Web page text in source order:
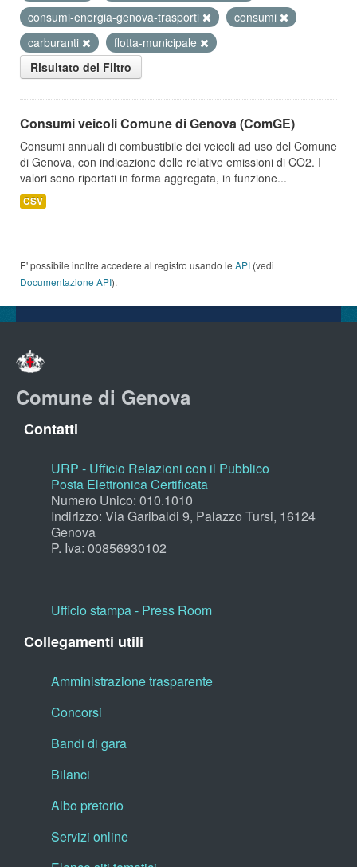
consumi-energia-genova-trasporti
consumi
carburanti
flotta-municipale
Risultato del Filtro
Consumi veicoli Comune di Genova (ComGE)
Consumi annuali di combustibile dei veicoli ad uso del Comune
di Genova, con indicazione delle relative emissioni di CO2. I
valori sono riportati in forma aggregata, in funzione...
CSV
E' possibile inoltre accedere al registro usando le API (vedi
Documentazione API).
Comune di Genova
Contatti
URP - Ufficio Relazioni con il Pubblico
Posta Elettronica Certificata
Numero Unico: 010.1010
Indirizzo: Via Garibaldi 9, Palazzo Tursi, 16124
Genova
P. Iva: 00856930102
Ufficio stampa - Press Room
Collegamenti utili
Amministrazione trasparente
Concorsi
Bandi di gara
Bilanci
Albo pretorio
Servizi online